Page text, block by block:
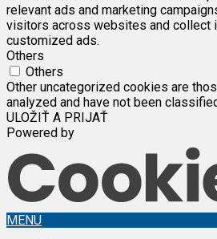
relevant ads and marketing
visitors across websites and collect
customized ads.
Others
Others
Other uncategorized cookies are
analyzed and have not been
ULOŽIŤ A PRIJAŤ
Powered by
MENU